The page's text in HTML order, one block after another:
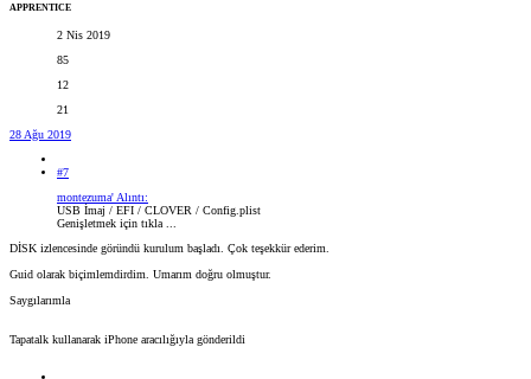
APPRENTICE
2 Nis 2019
85
12
21
28 Ağu 2019
#7
montezuma' Alıntı:
USB İmaj / EFI / CLOVER / Config.plist
Genişletmek için tıkla ...
DİSK izlencesinde göründü kurulum başladı. Çok teşekkür ederim.
Guid olarak biçimlemdirdim. Umarım doğru olmuştur.
Saygılarımla
Tapatalk kullanarak iPhone aracılığıyla gönderildi